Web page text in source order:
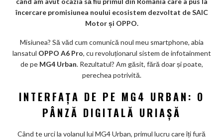
k
m
ar
ks
încercare promisiunea noului ecosistem dezvoltat de SAIC
Motor și OPPO.
Misiunea? Să văd cum comunică noul meu smartphone, abia
lansatul OPPO A6 Pro, cu revoluționarul sistem de infotainment
de pe MG4 Urban. Rezultatul? Am găsit, fără doar și poate,
perechea potrivită.
INTERFAȚA DE PE MG4 URBAN: O
PÂNZĂ DIGITALĂ URIAȘĂ
Când te urci la volanul lui MG4 Urban, primul lucru care îți fură